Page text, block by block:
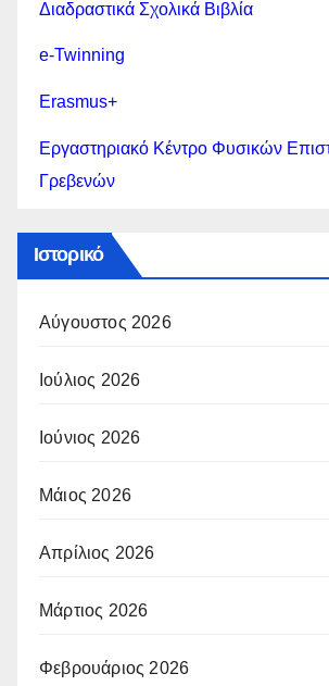
Διαδραστικά Σχολικά Βιβλία
e-Twinning
Erasmus+
Εργαστηριακό Κέντρο Φυσικών
Γρεβενών
Ιστορικό
Αύγουστος 2026
Ιούλιος 2026
Ιούνιος 2026
Μάιος 2026
Απρίλιος 2026
Μάρτιος 2026
Φεβρουάριος 2026